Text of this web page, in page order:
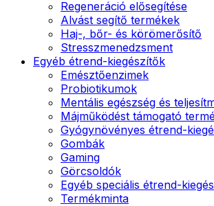
Regeneráció elősegítése
Alvást segítő termékek
Haj-, bőr- és körömerősítő
Stresszmenedzsment
Egyéb étrend-kiegészítők
Emésztőenzimek
Probiotikumok
Mentális egészség és
Májműködést támogató
Gyógynövényes étrend-
Gombák
Gaming
Görcsoldók
Egyéb speciális étrend-
Termékminta